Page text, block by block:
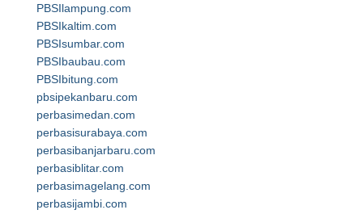
PBSIlampung.com
PBSIkaltim.com
PBSIsumbar.com
PBSIbaubau.com
PBSIbitung.com
pbsipekanbaru.com
perbasimedan.com
perbasisurabaya.com
perbasibanjarbaru.com
perbasiblitar.com
perbasimagelang.com
perbasijambi.com